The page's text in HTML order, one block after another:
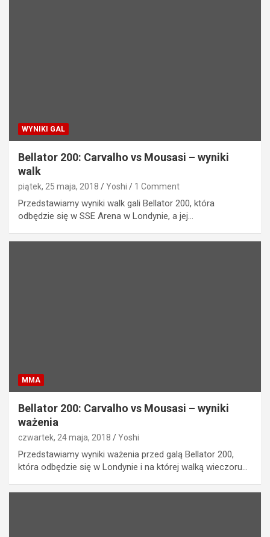
WYNIKI GAL
Bellator 200: Carvalho vs Mousasi – wyniki
walk
piątek, 25 maja, 2018 Yoshi 1 Comment
Przedstawiamy wyniki walk gali Bellator 200, która
odbędzie się w SSE Arena w Londynie, a jej…
MMA
Bellator 200: Carvalho vs Mousasi – wyniki
ważenia
czwartek, 24 maja, 2018 Yoshi
Przedstawiamy wyniki ważenia przed galą Bellator 200,
która odbędzie się w Londynie i na której walką wieczoru…